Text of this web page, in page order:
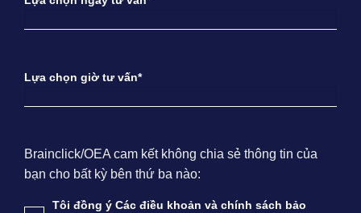
Lựa chọn giờ tư vấn*
Brainclick/OEA cam kết không chia sẻ thông tin của
bạn cho bất kỳ bên thứ ba nào:
Tôi đồng ý Các điều khoản và chính sách bảo